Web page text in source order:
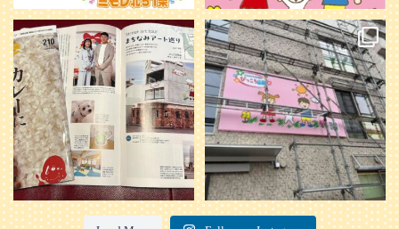
本日発売のオトンvol.210号に掲載さ
れました！...
28 1
『ぴっころ山鼻』オープンに向けて
準備が着々と進んでいます。
皆さんお楽しみに〜
...
26 0